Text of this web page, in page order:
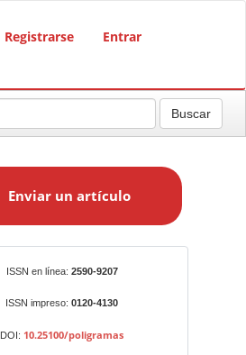
Registrarse Entrar
Buscar
Enviar un artículo
ISSN en línea: 2590-9207
ISSN impreso: 0120-4130
DOI: 10.25100/poligramas